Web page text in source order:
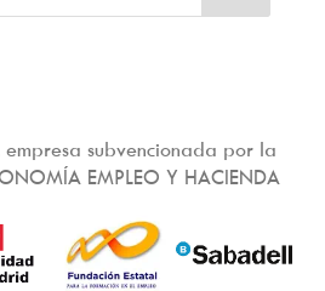
empresa subvencionada por la
EMPLEO Y HACIENDA